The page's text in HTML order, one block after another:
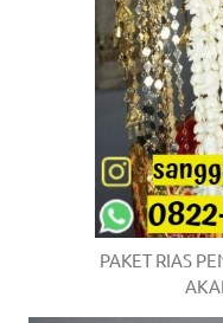
PAKET RIAS